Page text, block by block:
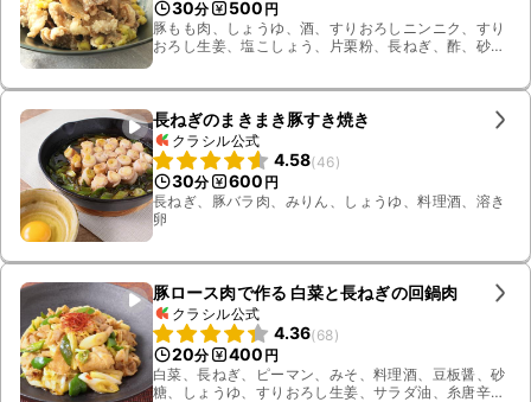
30分 500 円
豚もも肉、しょうゆ、酒、すりおろしニンニク、すり
おろし生姜、塩こしょう、片栗粉、長ねぎ、酢、砂
長ねぎのまきまき豚すき焼き
クラシル公式
4.58(46)
30分 600 円
長ねぎ、豚バラ肉、みりん、しょうゆ、料理酒、溶き
卵
豚ロース肉で作る 白菜と長ねぎの回鍋肉
クラシル公式
4.36(68)
20分 400 円
白菜、長ねぎ、ピーマン、みそ、料理酒、豆板醤、砂
糖、しょうゆ、すりおろし生姜、サラダ油、糸唐辛